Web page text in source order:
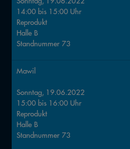
14:00 bis 15:00 Uhr
Reprodukt
Halle B
Standnummer 73
Mawil
Sonntag, 19.06.2022
15:00 bis 16:00 Uhr
Reprodukt
Halle B
Standnummer 73